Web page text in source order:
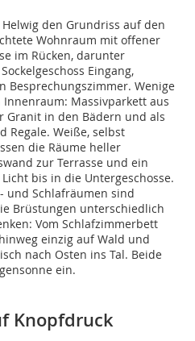
den Grundriss auf den
Wohnraum mit offener
im Rücken, darunter
Eingang,
Besprechungszimmer. Wenige
Massivparkett aus
Granit in den Bädern und als
Regale. Weiße, selbst
die Räume heller
zur Terrasse und ein
bis in die Untergeschosse.
und Schlafräumen sind
Brüstungen unterschiedlich
Vom Schlafzimmerbett
einzig auf Wald und
nach Osten ins Tal. Beide
ein.
Knopfdruck